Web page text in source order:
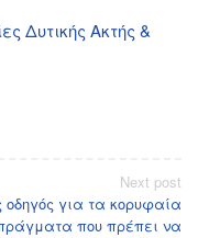
Δυτικής Ακτής &
Next post
οδηγός για τα κορυφαία
που πρέπει να